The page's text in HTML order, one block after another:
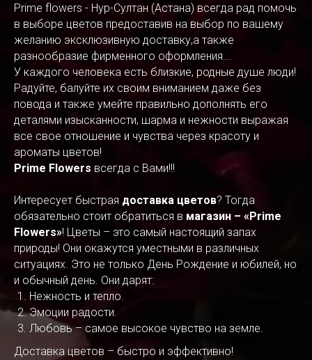
Prime flowers - Нур-Султан (Астана) всегда рад помочь
в выборе цветов предоставив на выбор по вашему
желанию эксклюзивную доставку,а также
разнообразие фирменного оформления...
У каждого человека есть близкие, родные душе люди!
Радуйте, балуйте их своим вниманием даже без
повода и также умейте правильно дополнять его
деталями изысканности, шарма и нежности выражая
все свое отношение и чувства через красоту и
ароматы цветов!
Prime Flowers всегда с Вами!!!
Интересует быстрая доставка цветов? Тогда
обязательно стоит обратиться в магазин – «Prime
Flowers»! Цветы – это самый настоящий запах
природы! Они окажутся уместными в различных
ситуациях. Это не только День Рождение и юбилей, но
и обычный день. Они дарят:
Нежность и тепло.
Эмоции радости.
Любовь – самое высокое чувство на земле.
Доставка цветов – быстро и эффективно!